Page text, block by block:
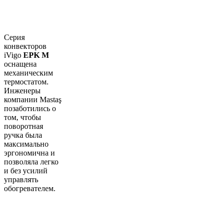
Cерия
конвекторов
iVigo EPK M
оснащена
механическим
термостатом.
Инженеры
компании Mastaş
позаботились о
том, чтобы
поворотная
ручка была
максимально
эргономична и
позволяла легко
и без усилий
управлять
обогревателем.